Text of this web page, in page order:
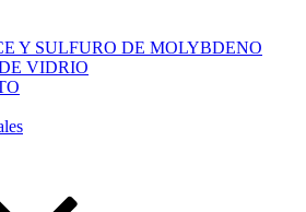
Y SULFURO DE MOLYBDENO
VIDRIO